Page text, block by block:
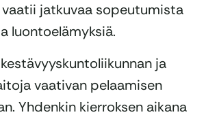
vaatii jatkuvaa sopeutumista
luontoelämyksiä.
ja
vaativan pelaamisen
Yhdenkin kierroksen aikana